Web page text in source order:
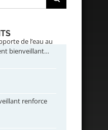
de l’eau au
bienveillant…
renforce